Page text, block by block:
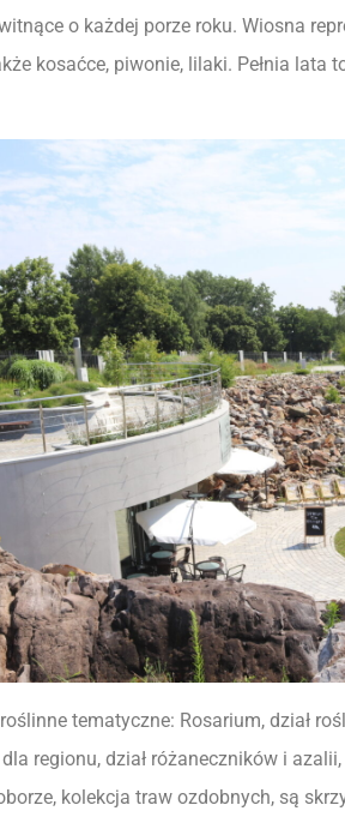
o każdej porze roku. Wiosna
kosaćce, piwonie, lilaki. Pełnia lata
tematyczne: Rosarium, dział
regionu, dział różaneczników i
kolekcja traw ozdobnych, są